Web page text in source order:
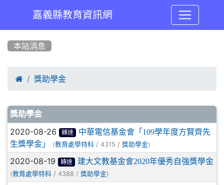
嘉義縣教育資訊網
本站消息
 獎助學金
文章列表
獎助學金
2020-08-26 轉達
中華電信基金會「109學年度方賢齊先
生獎學金」
(教育處學特科 / 4315 / 獎助學金)
2020-08-19 轉達 建大文教基金會2020年優秀自強獎學金
(教育處學特科 / 4388 / 獎助學金)